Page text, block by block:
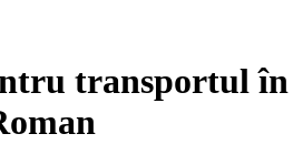
transportul în